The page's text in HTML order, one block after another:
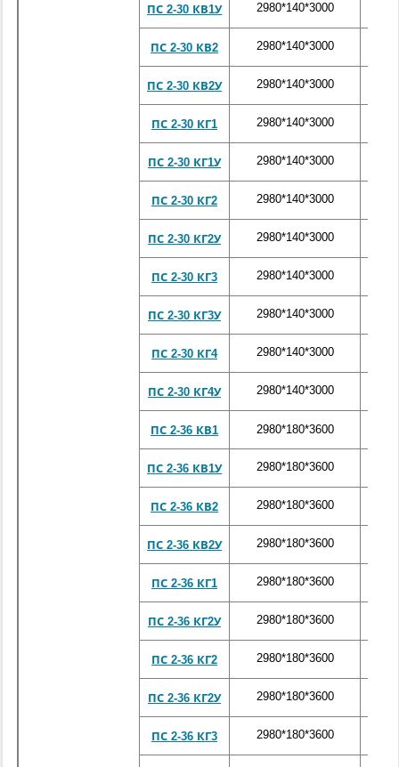
ПС 2-30 КВ1У 2980*140*3000
ПС 2-30 КВ2 2980*140*3000
ПС 2-30 КВ2У 2980*140*3000
ПС 2-30 КГ1 2980*140*3000
ПС 2-30 КГ1У 2980*140*3000
ПС 2-30 КГ2 2980*140*3000
ПС 2-30 КГ2У 2980*140*3000
ПС 2-30 КГ3 2980*140*3000
ПС 2-30 КГ3У 2980*140*3000
ПС 2-30 КГ4 2980*140*3000
ПС 2-30 КГ4У 2980*140*3000
ПС 2-36 КВ1 2980*180*3600
ПС 2-36 КВ1У 2980*180*3600
ПС 2-36 КВ2 2980*180*3600
ПС 2-36 КВ2У 2980*180*3600
ПС 2-36 КГ1 2980*180*3600
ПС 2-36 КГ2У 2980*180*3600
ПС 2-36 КГ2 2980*180*3600
ПС 2-36 КГ2У 2980*180*3600
ПС 2-36 КГ3 2980*180*3600